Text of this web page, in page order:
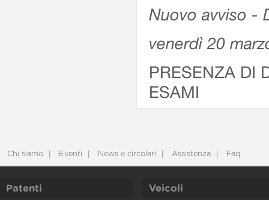
Nuovo avviso -
venerdì 20
PRESENZA DI
ESAMI
Chi siamo Eventi News e circolari Assistenza Faq
Patenti Veicoli